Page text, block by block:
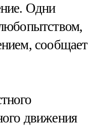
Одни
сообщает
движения